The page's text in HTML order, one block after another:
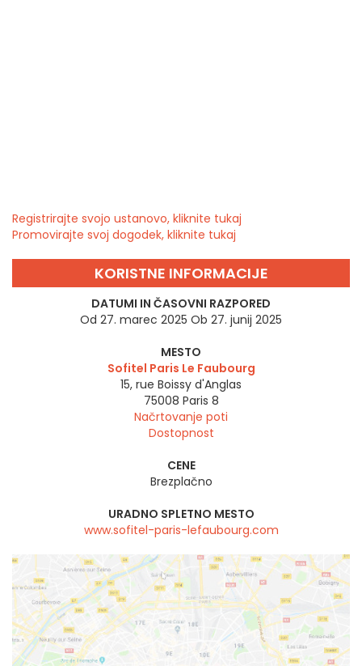
Registrirajte svojo ustanovo, kliknite tukaj
Promovirajte svoj dogodek, kliknite tukaj
KORISTNE INFORMACIJE
DATUMI IN ČASOVNI RAZPORED
Od 27. marec 2025 Ob 27. junij 2025
MESTO
Sofitel Paris Le Faubourg
15, rue Boissy d'Anglas
75008 Paris 8
Načrtovanje poti
Dostopnost
CENE
Brezplačno
URADNO SPLETNO MESTO
www.sofitel-paris-lefaubourg.com